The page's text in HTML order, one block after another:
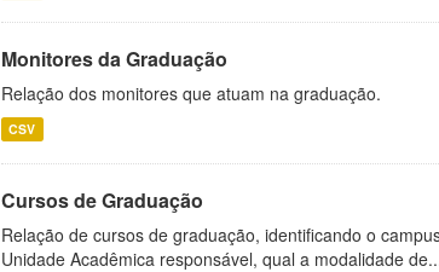
Monitores da Graduação
Relação dos monitores que atuam na graduação.
CSV
Cursos de Graduação
Relação de cursos de graduação, identificando o
Unidade Acadêmica responsável, qual a modalidade